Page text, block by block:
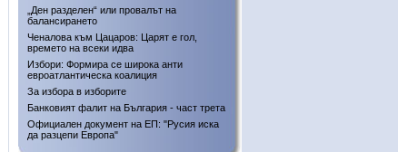
„Ден разделен“ или провалът на
балансирането
Ченалова към Цацаров: Царят е гол,
времето на всеки идва
Избори: Формира се широка анти
евроатлантическа коалиция
За избора в изборите
Банковият фалит на България - част трета
Официален документ на ЕП: "Русия иска
да разцепи Европа"